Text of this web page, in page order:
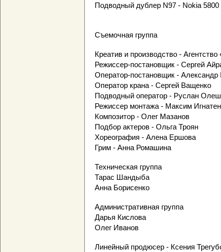
Подводный дублер N97 - Nokia 5800
Съемочная группа
Креатив и производство -
Режиссер-постановщик - Сергей
Оператор-постановщик -
Оператор крана - Сергей Ващенко
Подводный оператор - Руслан
Режиссер монтажа - Максим
Композитор - Олег Мазанов
Подбор актеров - Ольга Троян
Хореография - Алена Ершова
Грим - Анна Ромашина
Техническая группа
Тарас Шандыба
Анна Борисенко
Административная группа
Дарья Кислова
Олег Иванов
Линейный продюсер - Ксения